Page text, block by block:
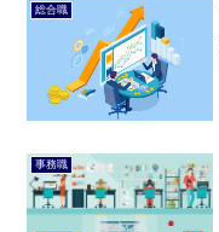
総合職
事務職